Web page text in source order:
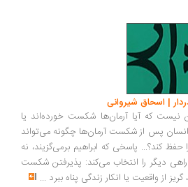
شیروانی
آیا آرمان‌ها شکست خورده‌اند یا
از شکست آرمان‌ها چگونه می‌تواند
پاسخی که ابراهیم برمی‌گزیند، نه
را انتخاب می‌کند: پذیرفتن شکست
یا انکار زندگی پناه ببرد...